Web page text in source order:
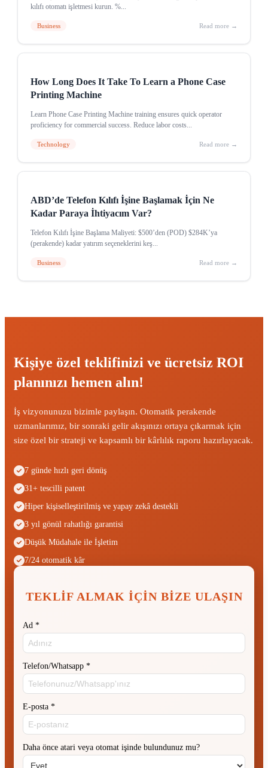
kılıfı otomatı işletmesi kurun. %...
Business Read more →
How Long Does It Take To Learn a Phone Case
Printing Machine
Learn Phone Case Printing Machine training ensures quick operator
proficiency for commercial success. Reduce labor costs...
Technology Read more →
ABD’de Telefon Kılıfı İşine Başlamak İçin Ne
Kadar Paraya İhtiyacım Var?
Telefon Kılıfı İşine Başlama Maliyeti: $500’den (POD) $284K’ya
(perakende) kadar yatırım seçeneklerini keş...
Business Read more →
Kişiye özel teklifinizi ve ücretsiz ROI
planınızı hemen alın!
İş vizyonunuzu bizimle paylaşın. Otomatik perakende
uzmanlarımız, bir sonraki gelir akışınızı ortaya çıkarmak için
size özel bir strateji ve kapsamlı bir kârlılık raporu hazırlayacak.
7 günde hızlı geri dönüş
31+ tescilli patent
Hiper kişiselleştirilmiş ve yapay zekâ destekli
3 yıl gönül rahatlığı garantisi
Düşük Müdahale ile İşletim
7/24 otomatik kâr
TEKLIF ALMAK IÇIN BIZE ULAŞIN
Ad *
Telefon/Whatsapp *
E-posta *
Daha önce atari veya otomat işinde bulundunuz mu?